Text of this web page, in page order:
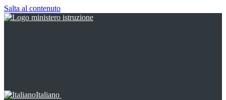
Salta al contenuto
Italiano